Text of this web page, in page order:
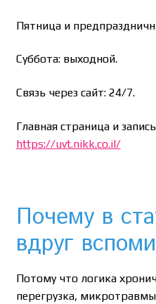
Пятница и
Суббота: выходной.
Связь через сайт: 24/7.
Главная страница и
https://uvt.nikk.co.il/
Почему в
вдруг
Потому что логика
перегрузка,